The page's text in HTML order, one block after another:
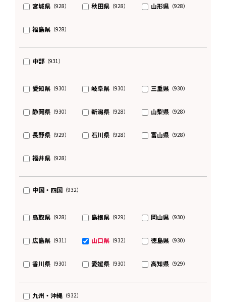
宮城県（928） 秋田県 （928） 山形県 （928）
福島県（928）
中部（931）
愛知県（930） 岐阜県 （930） 三重県 （930）
静岡県（930） 新潟県 （928） 山梨県 （928）
長野県（929） 石川県 （928） 富山県 （928）
福井県（928）
中国・四国（932）
鳥取県（928） 島根県 （929） 岡山県 （930）
広島県（931） 山口県 （932） 徳島県 （930）
香川県（930） 愛媛県 （930） 高知県 （929）
九州・沖縄（932）